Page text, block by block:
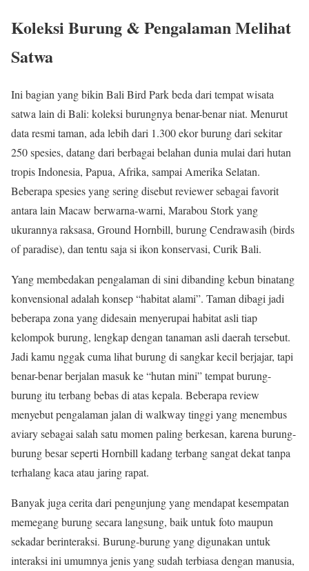
Koleksi Burung & Pengalaman Melihat
Satwa
Ini bagian yang bikin Bali Bird Park beda dari tempat wisata
satwa lain di Bali: koleksi burungnya benar-benar niat. Menurut
data resmi taman, ada lebih dari 1.300 ekor burung dari sekitar
250 spesies, datang dari berbagai belahan dunia mulai dari hutan
tropis Indonesia, Papua, Afrika, sampai Amerika Selatan.
Beberapa spesies yang sering disebut reviewer sebagai favorit
antara lain Macaw berwarna-warni, Marabou Stork yang
ukurannya raksasa, Ground Hornbill, burung Cendrawasih (birds
of paradise), dan tentu saja si ikon konservasi, Curik Bali.
Yang membedakan pengalaman di sini dibanding kebun binatang
konvensional adalah konsep “habitat alami”. Taman dibagi jadi
beberapa zona yang didesain menyerupai habitat asli tiap
kelompok burung, lengkap dengan tanaman asli daerah tersebut.
Jadi kamu nggak cuma lihat burung di sangkar kecil berjajar, tapi
benar-benar berjalan masuk ke “hutan mini” tempat burung-
burung itu terbang bebas di atas kepala. Beberapa review
menyebut pengalaman jalan di walkway tinggi yang menembus
aviary sebagai salah satu momen paling berkesan, karena burung-
burung besar seperti Hornbill kadang terbang sangat dekat tanpa
terhalang kaca atau jaring rapat.
Banyak juga cerita dari pengunjung yang mendapat kesempatan
memegang burung secara langsung, baik untuk foto maupun
sekadar berinteraksi. Burung-burung yang digunakan untuk
interaksi ini umumnya jenis yang sudah terbiasa dengan manusia,